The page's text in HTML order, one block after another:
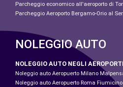
Parcheggio economico all'aeroporto di
Parcheggio Aeroporto Bergamo-Orio al
NOLEGGIO AUTO
NOLEGGIO AUTO NEGLI AEROPORTI
Noleggio auto Aeropuerto Milano
Noleggio auto Aeropuerto Roma Fiumicino